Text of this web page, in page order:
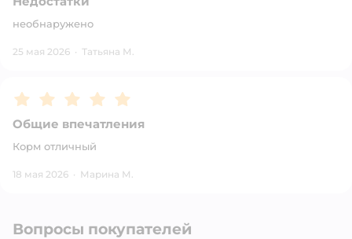
необнаружено
25 мая 2026 · Татьяна М.
Рейтинг:5
Общие впечатления
Корм отличный
18 мая 2026 · Марина М.
Вопросы покупателей